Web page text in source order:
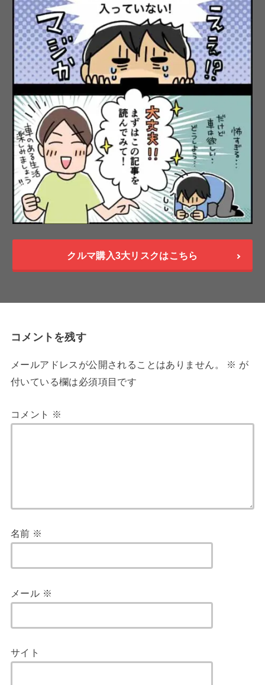
クルマ購入3大リスクはこちら
コメントを残す
メールアドレスが公開されることはありません。 ※ が
付いている欄は必須項目です
コメント ※
名前 ※
メール ※
サイト